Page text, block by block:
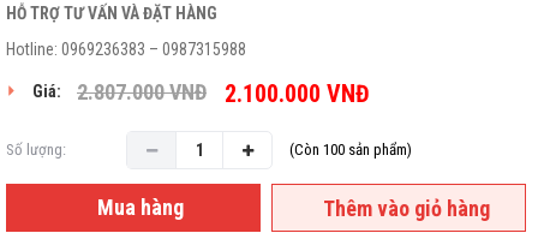
HỖ TRỢ TƯ VẤN VÀ ĐẶT HÀNG
Hotline: 0969236383 – 0987315988
Giá: 2.807.000VNĐ 2.100.000 VNĐ
Số lượng: (Còn 100 sản phẩm)
Mua hàng Thêm vào giỏ hàng